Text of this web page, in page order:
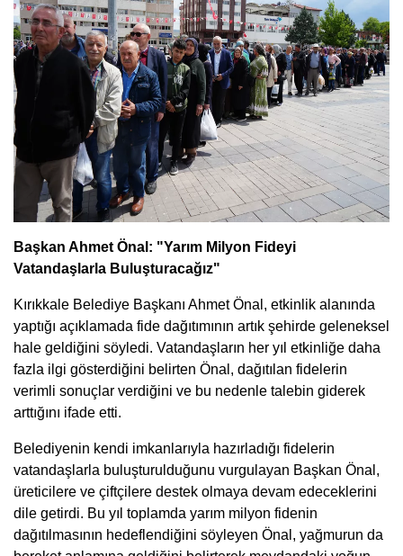
Başkan Ahmet Önal: "Yarım Milyon Fideyi
Vatandaşlarla Buluşturacağız"
Kırıkkale Belediye Başkanı Ahmet Önal, etkinlik alanında
yaptığı açıklamada fide dağıtımının artık şehirde geleneksel
hale geldiğini söyledi. Vatandaşların her yıl etkinliğe daha
fazla ilgi gösterdiğini belirten Önal, dağıtılan fidelerin
verimli sonuçlar verdiğini ve bu nedenle talebin giderek
arttığını ifade etti.
Belediyenin kendi imkanlarıyla hazırladığı fidelerin
vatandaşlarla buluşturulduğunu vurgulayan Başkan Önal,
üreticilere ve çiftçilere destek olmaya devam edeceklerini
dile getirdi. Bu yıl toplamda yarım milyon fidenin
dağıtılmasının hedeflendiğini söyleyen Önal, yağmurun da